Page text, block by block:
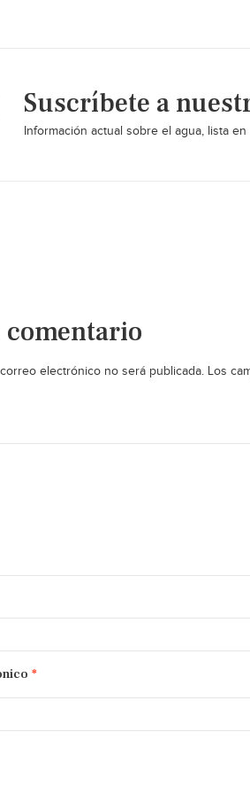
Suscríbete a
Información actual sobre el agua, lista
comentario
electrónico no será publicada. Los
*